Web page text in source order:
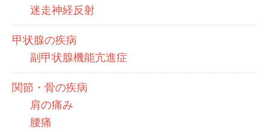
迷走神経反射
甲状腺の疾病
副甲状腺機能亢進症
関節・骨の疾病
肩の痛み
腰痛